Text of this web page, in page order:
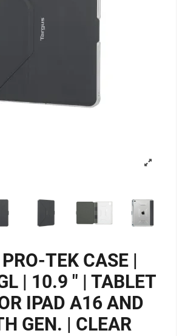
TEK CASE |
| 10.9 " | TABLET
IPAD A16 AND
GEN. | CLEAR